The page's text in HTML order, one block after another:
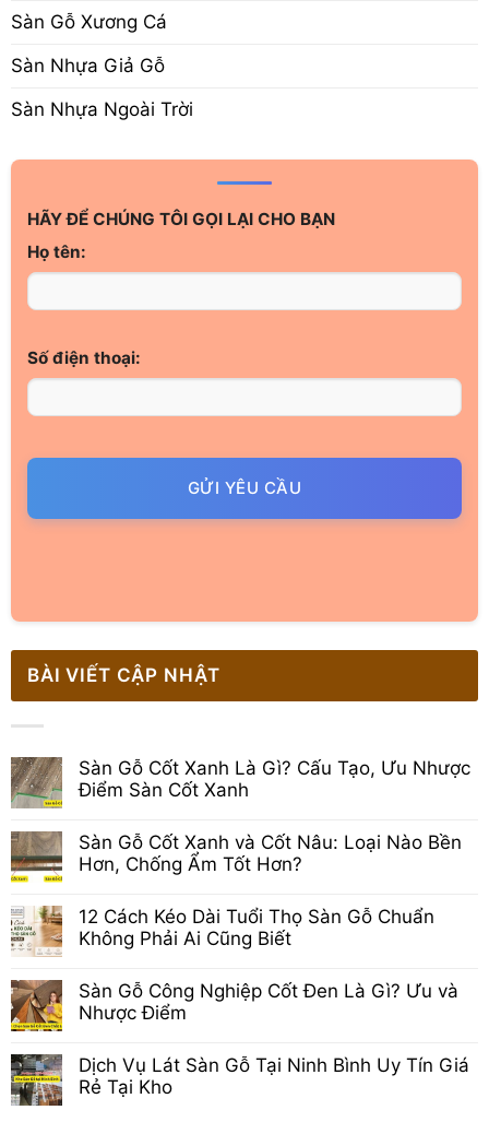
Sàn Gỗ Xương Cá
Sàn Nhựa Giả Gỗ
Sàn Nhựa Ngoài Trời
HÃY ĐỂ CHÚNG TÔI GỌI LẠI CHO BẠN
Họ tên:
Số điện thoại:
GỬI YÊU CẦU
BÀI VIẾT CẬP NHẬT
Sàn Gỗ Cốt Xanh Là Gì? Cấu Tạo, Ưu Nhược
Điểm Sàn Cốt Xanh
bình
luận
ở
Cốt
Xanh
Là
Cấu
Tạo,
Ưu
Sàn
Cốt
Xanh
Sàn Gỗ Cốt Xanh và Cốt Nâu: Loại Nào Bền
Hơn, Chống Ẩm Tốt Hơn?
bình
luận
ở
Gỗ
Cốt
Xanh
và
Nâu:
Loại
Nào
12 Cách Kéo Dài Tuổi Thọ Sàn Gỗ Chuẩn
Không Phải Ai Cũng Biết
bình
luận
ở
Kéo
Dài
Tuổi
Sàn Gỗ Công Nghiệp Cốt Đen Là Gì? Ưu và
Nhược Điểm
bình
luận
ở
Dịch Vụ Lát Sàn Gỗ Tại Ninh Bình Uy Tín Giá
Rẻ Tại Kho